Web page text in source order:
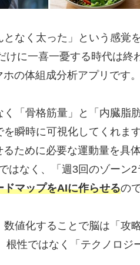
なく太った」という感覚
に一喜一憂する時代は終
の体組成分析アプリです。
「骨格筋量」と「内臓脂
瞬時に可視化してくれま
ために必要な運動量を具
はなく、「週3回のゾーン
ドマップをAIに作らせるの
値化することで脳は「攻
性ではなく「テクノロジ